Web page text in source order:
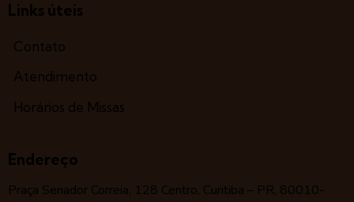
Links úteis
Contato
Atendimento
Horários de Missas
Endereço
Praça Senador Correia, 128 Centro, Curitiba – PR, 80010-